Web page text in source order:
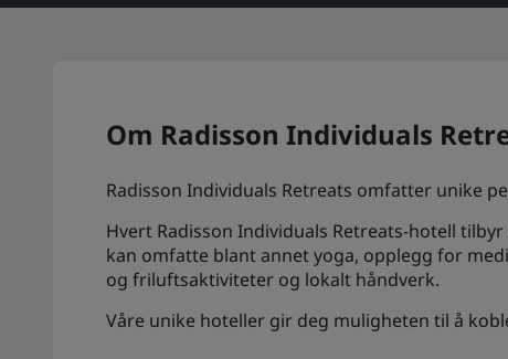
Om Radisson Individuals
Radisson Individuals Retreats omfatter unike
Hvert Radisson Individuals Retreats-hotell
kan omfatte blant annet yoga, opplegg for
og friluftsaktiviteter og lokalt håndverk.
Våre unike hoteller gir deg muligheten til å